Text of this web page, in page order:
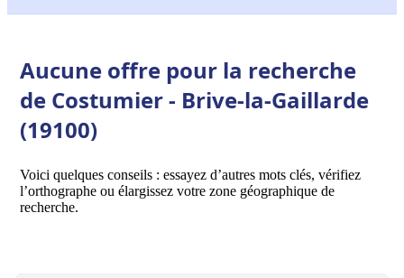
Aucune offre pour la recherche
de Costumier - Brive-la-Gaillarde
(19100)
Voici quelques conseils : essayez d’autres mots clés, vérifiez
l’orthographe ou élargissez votre zone géographique de
recherche.